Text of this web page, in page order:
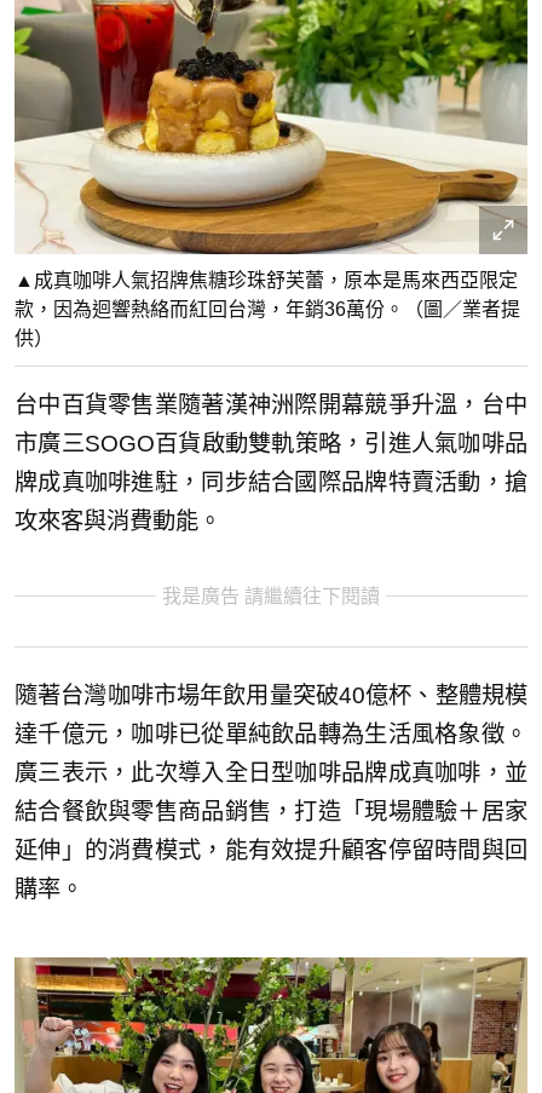
▲成真咖啡人氣招牌焦糖珍珠舒芙蕾，原本是馬來西亞限定
款，因為迴響熱絡而紅回台灣，年銷36萬份。（圖／業者提
供）
台中百貨零售業隨著漢神洲際開幕競爭升溫，台中
市廣三SOGO百貨啟動雙軌策略，引進人氣咖啡品
牌成真咖啡進駐，同步結合國際品牌特賣活動，搶
攻來客與消費動能。
我是廣告 請繼續往下閱讀
隨著台灣咖啡市場年飲用量突破40億杯、整體規模
達千億元，咖啡已從單純飲品轉為生活風格象徵。
廣三表示，此次導入全日型咖啡品牌成真咖啡，並
結合餐飲與零售商品銷售，打造「現場體驗＋居家
延伸」的消費模式，能有效提升顧客停留時間與回
購率。